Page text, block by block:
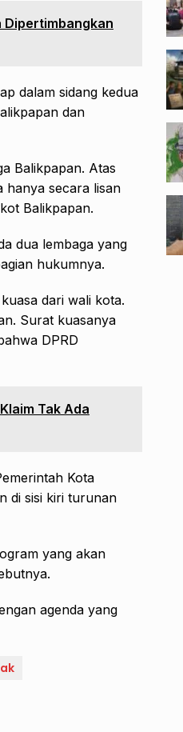
Dipertimbangkan
dalam sidang kedua
dan
Balikpapan. Atas
hanya secara lisan
Balikpapan.
dua lembaga yang
hukumnya.
dari wali kota.
Surat kuasanya
DPRD
Tak Ada
Kota
di sisi kiri turunan
yang akan
agenda yang